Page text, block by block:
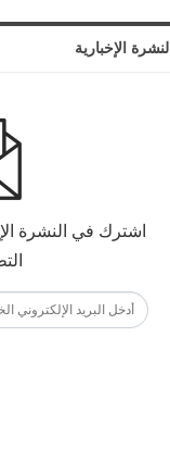
النشرة الإخبارية
اشترك في النشرة